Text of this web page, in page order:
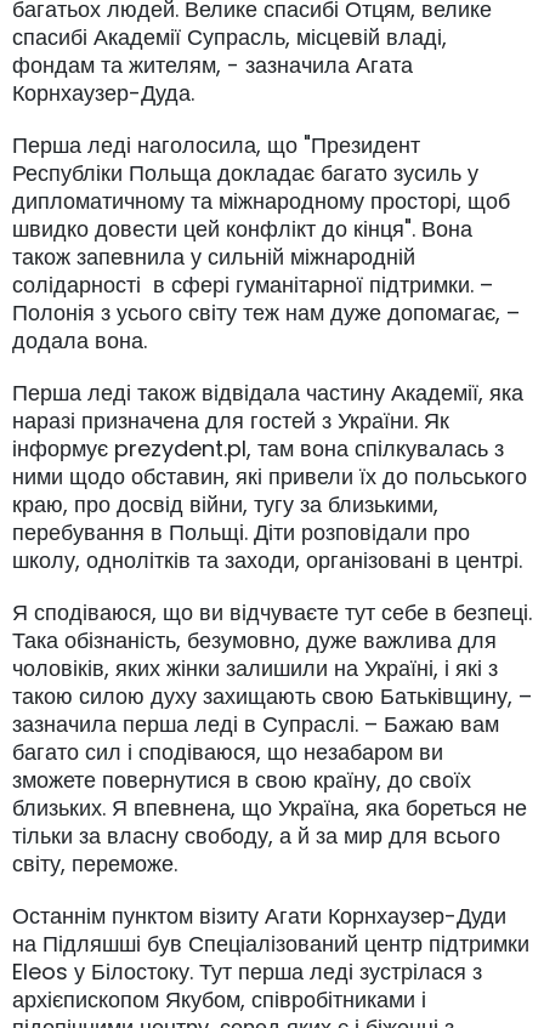
багатьох людей. Велике спасибі Отцям, велике
спасибі Академії Супрасль, місцевій владі,
фондам та жителям, - зазначила Агата
Корнхаузер-Дуда.
Перша леді наголосила, що "Президент
Республіки Польща докладає багато зусиль у
дипломатичному та міжнародному просторі, щоб
швидко довести цей конфлікт до кінця". Вона
також запевнила у сильній міжнародній
солідарності в сфері гуманітарної підтримки. –
Полонія з усього світу теж нам дуже допомагає, –
додала вона.
Перша леді також відвідала частину Академії, яка
наразі призначена для гостей з України. Як
інформує prezydent.pl, там вона спілкувалась з
ними щодо обставин, які привели їх до польського
краю, про досвід війни, тугу за близькими,
перебування в Польщі. Діти розповідали про
школу, однолітків та заходи, організовані в центрі.
Я сподіваюся, що ви відчуваєте тут себе в безпеці.
Така обізнаність, безумовно, дуже важлива для
чоловіків, яких жінки залишили на Україні, і які з
такою силою духу захищають свою Батьківщину, –
зазначила перша леді в Супраслі. – Бажаю вам
багато сил і сподіваюся, що незабаром ви
зможете повернутися в свою країну, до своїх
близьких. Я впевнена, що Україна, яка бореться не
тільки за власну свободу, а й за мир для всього
світу, переможе.
Останнім пунктом візиту Агати Корнхаузер-Дуди
на Підляшші був Спеціалізований центр підтримки
Eleos у Білостоку. Тут перша леді зустрілася з
архієпископом Якубом, співробітниками і